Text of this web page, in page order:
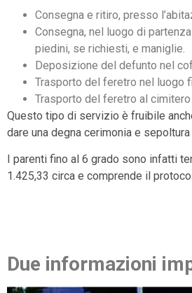
Consegna e ritiro, presso
Consegna, nel luogo di
piedini, se richiesti, e maniglie.
Deposizione del defunto nel
Trasporto del feretro nel luogo
Trasporto del feretro al
Questo tipo di servizio è fruibile
dare una degna cerimonia e
I parenti fino al 6 grado sono infatti
1.425,33 circa e comprende il
Due informazioni